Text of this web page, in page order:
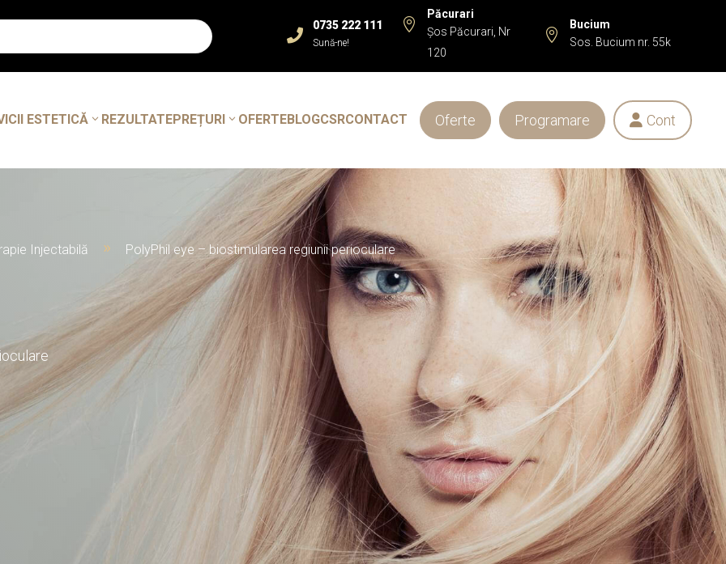

0735 222 111
Sună-ne!

Păcurari
Șos Păcurari, Nr
120

Bucium
Sos. Bucium nr. 55k
ESTETICĂ REZULTATEPREȚURI OFERTEBLOGCSRCONTACT Oferte Programare  Cont
Injectabilă 9 PolyPhil eye – biostimularea regiunii perioculare